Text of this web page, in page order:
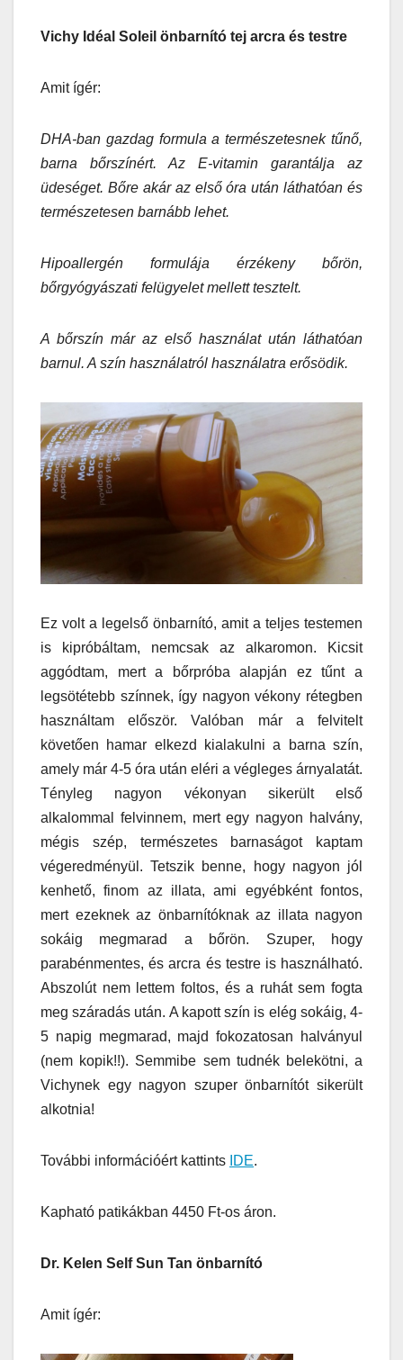
Vichy Idéal Soleil önbarnító tej arcra és testre
Amit ígér:
DHA-ban gazdag formula a természetesnek tűnő,
barna bőrszínért. Az E-vitamin garantálja az
üdeséget. Bőre akár az első óra után láthatóan és
természetesen barnább lehet.
Hipoallergén formulája érzékeny bőrön,
bőrgyógyászati felügyelet mellett tesztelt.
A bőrszín már az első használat után láthatóan
barnul. A szín használatról használatra erősödik.
Ez volt a legelső önbarnító, amit a teljes testemen
is kipróbáltam, nemcsak az alkaromon. Kicsit
aggódtam, mert a bőrpróba alapján ez tűnt a
legsötétebb színnek, így nagyon vékony rétegben
használtam először. Valóban már a felvitelt
követően hamar elkezd kialakulni a barna szín,
amely már 4-5 óra után eléri a végleges árnyalatát.
Tényleg nagyon vékonyan sikerült első
alkalommal felvinnem, mert egy nagyon halvány,
mégis szép, természetes barnaságot kaptam
végeredményül. Tetszik benne, hogy nagyon jól
kenhető, finom az illata, ami egyébként fontos,
mert ezeknek az önbarnítóknak az illata nagyon
sokáig megmarad a bőrön. Szuper, hogy
parabénmentes, és arcra és testre is használható.
Abszolút nem lettem foltos, és a ruhát sem fogta
meg száradás után. A kapott szín is elég sokáig, 4-
5 napig megmarad, majd fokozatosan halványul
(nem kopik!!). Semmibe sem tudnék belekötni, a
Vichynek egy nagyon szuper önbarnítót sikerült
alkotnia!
További információért kattints IDE.
Kapható patikákban 4450 Ft-os áron.
Dr. Kelen Self Sun Tan önbarnító
Amit ígér: